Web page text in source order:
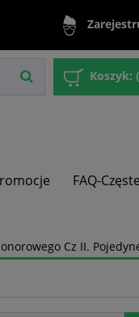
Koszyk:
FAQ-
Cz II.